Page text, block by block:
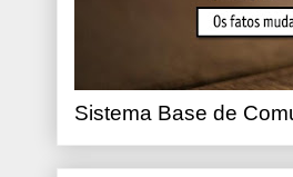
Sistema Base de